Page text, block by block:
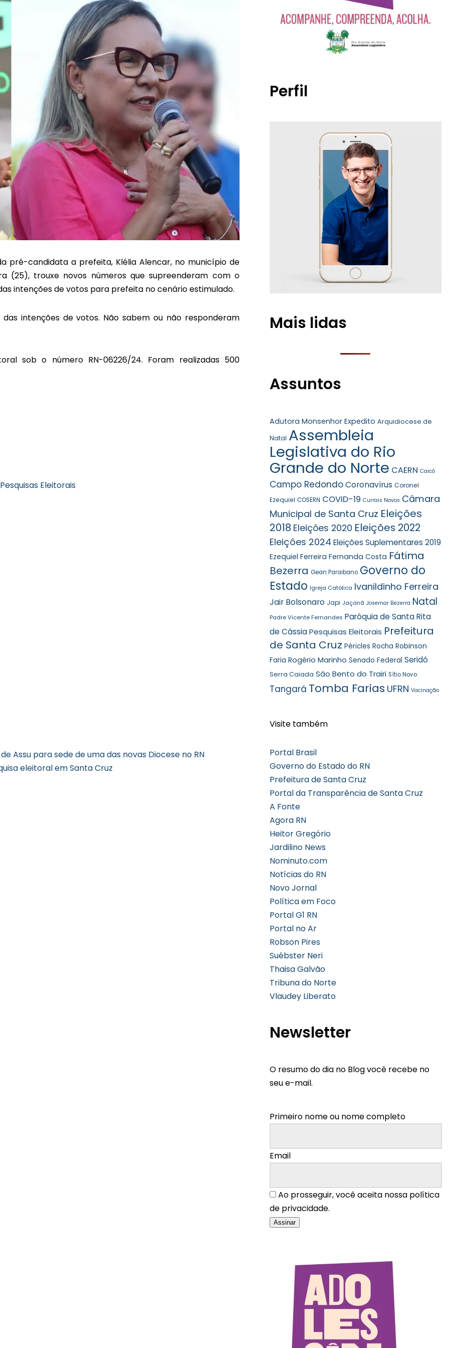
pré-candidata a prefeita, Klélia Alencar, no município de
(25), trouxe novos números que supreenderam com o
intenções de votos para prefeita no cenário estimulado.
intenções de votos. Não sabem ou não responderam
sob o número RN-06226/24. Foram realizadas 500
Pesquisas Eleitorais
Assu para sede de uma das novas Diocese no RN
eleitoral em Santa Cruz
Perfil
Mais lidas
Assuntos
Adutora Monsenhor Expedito Arquidiocese de
Natal Assembleia
Legislativa do Rio
Grande do Norte CAERN Caicó
Campo Redondo Coronavírus Coronel
Ezequiel COSERN COVID-19 Currais Novos Câmara
Municipal de Santa Cruz Eleições
2018 Eleições 2020 Eleições 2022
Eleições 2024 Eleições Suplementares 2019
Ezequiel Ferreira Fernanda Costa Fátima
Bezerra Gean Paraibano Governo do
Estado Igreja Católica Ivanildinho Ferreira
Jair Bolsonaro Japi Jaçanã Josemar Bezerra Natal
Padre Vicente Fernandes Paróquia de Santa Rita
de Cássia Pesquisas Eleitorais Prefeitura
de Santa Cruz Péricles Rocha Robinson
Faria Rogério Marinho Senado Federal Seridó
Serra Caiada São Bento do Trairi Sítio Novo
Tangará Tomba Farias UFRN Vacinação
Visite também
Portal Brasil
Governo do Estado do RN
Prefeitura de Santa Cruz
Portal da Transparência de Santa Cruz
A Fonte
Agora RN
Heitor Gregório
Jardilino News
Nominuto.com
Notícias do RN
Novo Jornal
Política em Foco
Portal G1 RN
Portal no Ar
Robson Pires
Suébster Neri
Thaisa Galvão
Tribuna do Norte
Vlaudey Liberato
Newsletter
O resumo do dia no Blog você recebe no
seu e-mail.
Primeiro nome ou nome completo
Email
Ao prosseguir, você aceita nossa política
de privacidade.